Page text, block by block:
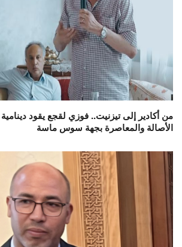
من أكادير إلى تيزنيت.. فوزي لقجع يقود
الأصالة والمعاصرة بجهة سوس ماسة